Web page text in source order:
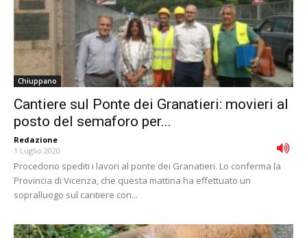
Chiuppano
Cantiere sul Ponte dei Granatieri: movieri al
posto del semaforo per...
Redazione -
1 Luglio 2020
Procedono spediti i lavori al ponte dei Granatieri. Lo conferma la
Provincia di Vicenza, che questa mattina ha effettuato un
sopralluogo sul cantiere con...